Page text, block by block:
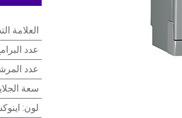
العلامة
عدد
عدد
سعة
لون: